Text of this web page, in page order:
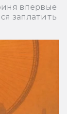
впервые
заплатить